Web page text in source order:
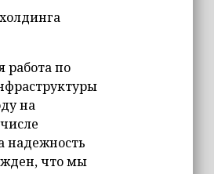
работа по
на
надежность
что мы